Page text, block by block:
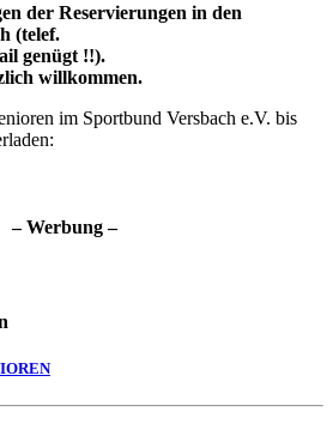
der Reservierungen in den
(telef.
genügt !!).
willkommen.
im Sportbund Versbach e.V. bis
– Werbung –